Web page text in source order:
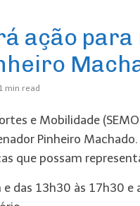
ação para
min read
e Mobilidade
Pinheiro
que possam
das 13h30 às 17h30